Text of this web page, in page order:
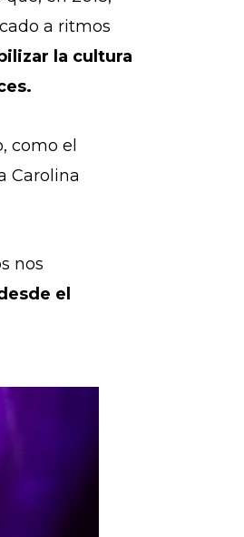
a ritmos
la cultura
como el
Carolina
nos
el